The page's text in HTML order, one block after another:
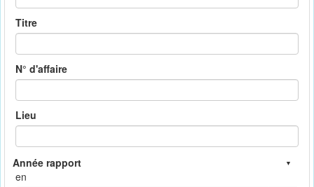
Titre
N° d'affaire
Lieu
en